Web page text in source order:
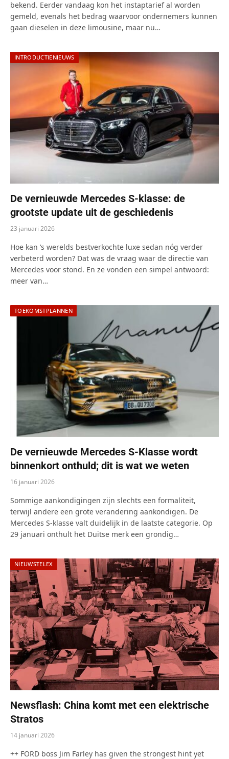
bekend. Eerder vandaag kon het instaptarief al worden
gemeld, evenals het bedrag waarvoor ondernemers kunnen
gaan dieselen in deze limousine, maar nu…
INTRODUCTIENIEUWS
De vernieuwde Mercedes S-klasse: de
grootste update uit de geschiedenis
23 januari 2026
Hoe kan ’s werelds bestverkochte luxe sedan nóg verder
verbeterd worden? Dat was de vraag waar de directie van
Mercedes voor stond. En ze vonden een simpel antwoord:
meer van…
TOEKOMSTPLANNEN
De vernieuwde Mercedes S-Klasse wordt
binnenkort onthuld; dit is wat we weten
16 januari 2026
Sommige aankondigingen zijn slechts een formaliteit,
terwijl andere een grote verandering aankondigen. De
Mercedes S-klasse valt duidelijk in de laatste categorie. Op
29 januari onthult het Duitse merk een grondig…
NIEUWSTELEX
Newsflash: China komt met een elektrische
Stratos
14 januari 2026
++ FORD boss Jim Farley has given the strongest hint yet